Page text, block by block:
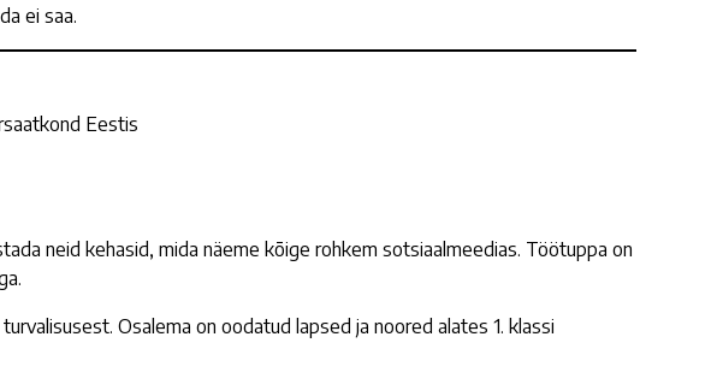
ei saa.
Eestis
neid kehasid, mida näeme kõige rohkem sotsiaalmeedias. Töötuppa on
Osalema on oodatud lapsed ja noored alates 1. klassi